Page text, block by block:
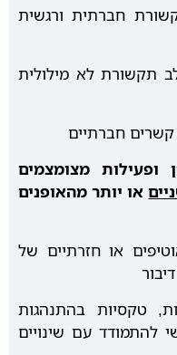
חברתית ורגשית
תקשורת לא מילולית
קשרים חברתיים
ופעילות מצומצמים
או יותר מהאופנים
או חזרתיים של
טקסיות בהתנהגות
להתמודד עם שינויים